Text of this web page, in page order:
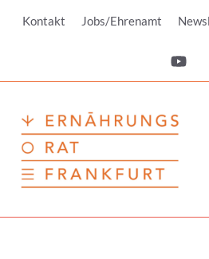
InhaltKontakt Jobs/Ehrenamt